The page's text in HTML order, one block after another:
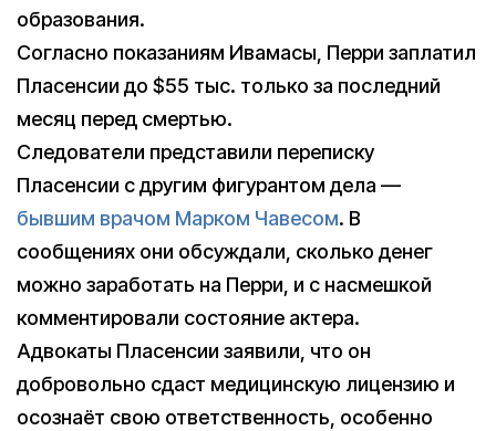
образования.
Согласно показаниям Ивамасы, Перри заплатил
Пласенсии до $55 тыс. только за последний
месяц перед смертью.
Следователи представили переписку
Пласенсии с другим фигурантом дела —
бывшим врачом Марком Чавесом. В
сообщениях они обсуждали, сколько денег
можно заработать на Перри, и с насмешкой
комментировали состояние актера.
Адвокаты Пласенсии заявили, что он
добровольно сдаст медицинскую лицензию и
осознаёт свою ответственность, особенно